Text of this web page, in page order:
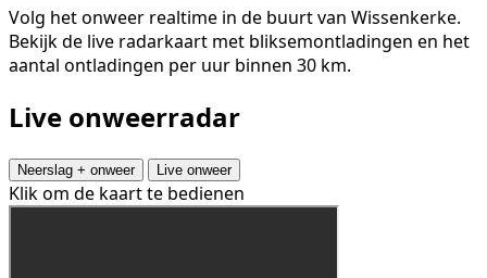
Volg het onweer realtime in de buurt van Wissenkerke.
Bekijk de live radarkaart met bliksemontladingen en het
aantal ontladingen per uur binnen 30 km.
Live onweerradar
Neerslag + onweer Live onweer
Klik om de kaart te bedienen